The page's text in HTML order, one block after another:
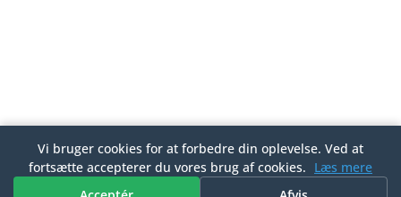
Vi bruger cookies for at forbedre din oplevelse. Ved at
fortsætte accepterer du vores brug af cookies. Læs mere